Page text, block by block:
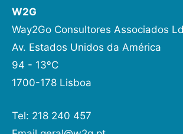
W2G
Way2Go Consultores Associados
Av. Estados Unidos da América
94 - 13ºC
1700-178 Lisboa
Tel: 218 240 457